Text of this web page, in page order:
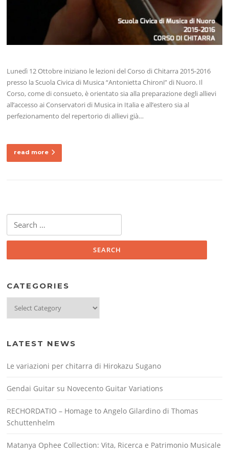
Lunedì 12 Ottobre iniziano le lezioni del Corso di Chitarra 2015-2016
presso la Scuola Civica di Musica “Antonietta Chironi” di Nuoro. Il
Corso, come di consueto, è orientato sia alla preparazione degli allievi
all’accesso ai Conservatori di Musica in Italia e all’estero sia al
perfezionamento del repertorio di allievi già…
read more
for:
CATEGORIES
LATEST NEWS
Le variazioni per chitarra di Hirokazu Sugano
Gendai Guitar su Novecento Guitar Variations
RECHORDATIO – Homage to Angelo Gilardino di Thomas
Schuttenhelm
Matanya Ophee Collection: Vita, Ricerca e Patrimonio Musicale